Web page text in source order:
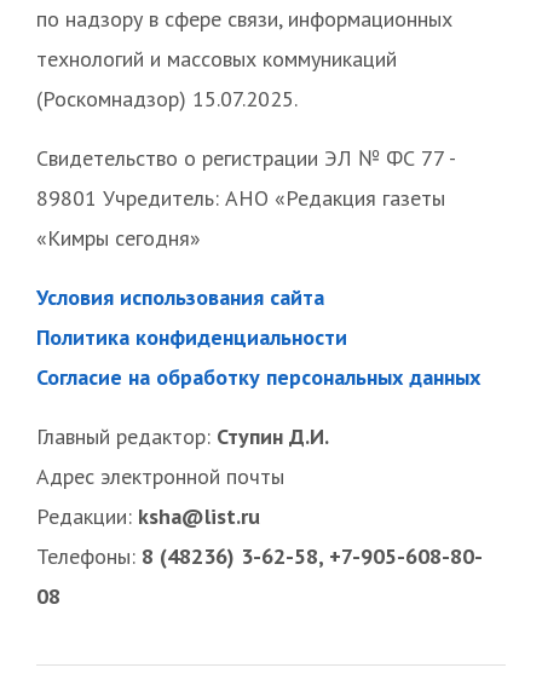
по надзору в сфере связи, информационных
технологий и массовых коммуникаций
(Роскомнадзор) 15.07.2025.
Свидетельство о регистрации ЭЛ № ФС 77 -
89801 Учредитель: АНО «Редакция газеты
«Кимры сегодня»
Условия использования сайта
Политика конфиденциальности
Согласие на обработку персональных данных
Главный редактор: Ступин Д.И.
Адрес электронной почты
Редакции: ksha@list.ru
Телефоны: 8 (48236) 3-62-58, +7-905-608-80-
08